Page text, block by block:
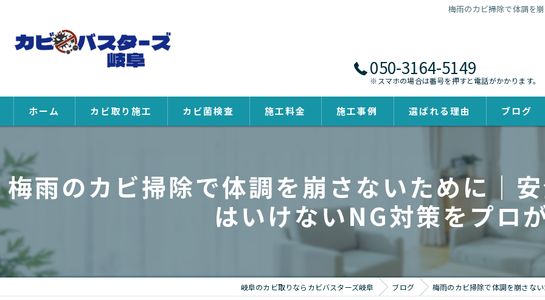
梅雨のカビ掃除で体調を
050-3164-5149
※スマホの場合は番号を押すと電話がかかります。
ホーム カビ取り施工 カビ菌検査 施工料金 施工事例 選ばれる理由 ブログ
梅雨のカビ掃除で体調を崩さないために｜
はいけないNG対策をプロ
岐阜のカビ取りならカビバスターズ岐阜 ブログ 梅雨のカビ掃除で体調を崩さな